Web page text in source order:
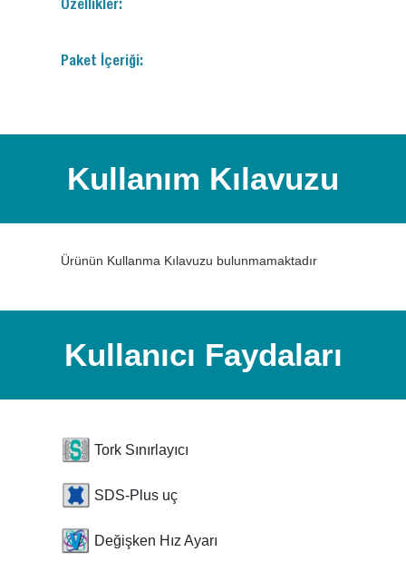
Özellikler:
Paket İçeriği:
Kullanım Kılavuzu
Ürünün Kullanma Kılavuzu bulunmamaktadır
Kullanıcı Faydaları
Tork Sınırlayıcı
SDS-Plus uç
Değişken Hız Ayarı